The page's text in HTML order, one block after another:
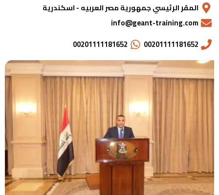
المقر الرئيسي جمهورية مصر العربيه - اسكندرية
info@geant-training.com
00201111181652
00201111181652